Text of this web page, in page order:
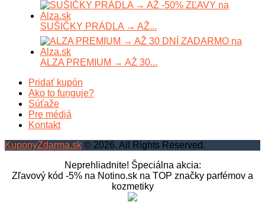
SUŠIČKY PRÁDLA → AŽ...
ALZA PREMIUM → AŽ 30...
Pridať kupón
Ako to funguje?
Súťaže
Pre médiá
Kontakt
KuponyZdarma.sk © 2026. All Rights Reserved.
Neprehliadnite! Špeciálna akcia:
Zľavový kód -5% na Notino.sk na TOP značky parfémov a
kozmetiky